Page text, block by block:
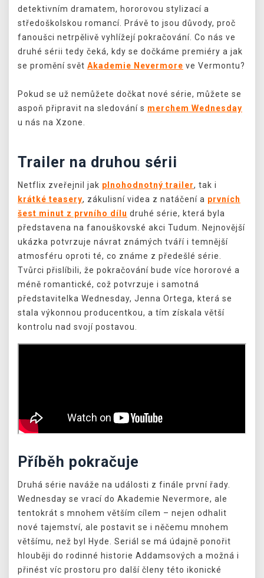
detektivním dramatem, hororovou stylizací a
středoškolskou romancí. Právě to jsou důvody, proč
fanoušci netrpělivě vyhlížejí pokračování. Co nás ve
druhé sérii tedy čeká, kdy se dočkáme premiéry a jak
se promění svět Akademie Nevermore ve Vermontu?
Pokud se už nemůžete dočkat nové série, můžete se
aspoň připravit na sledování s merchem Wednesday
u nás na Xzone.
Trailer na druhou sérii
Netflix zveřejnil jak plnohodnotný trailer, tak i
krátké teasery, zákulisní videa z natáčení a prvních
šest minut z prvního dílu druhé série, která byla
představena na fanouškovské akci Tudum. Nejnovější
ukázka potvrzuje návrat známých tváří i temnější
atmosféru oproti té, co známe z předešlé série.
Tvůrci přislíbili, že pokračování bude více hororové a
méně romantické, což potvrzuje i samotná
představitelka Wednesday, Jenna Ortega, která se
stala výkonnou producentkou, a tím získala větší
kontrolu nad svojí postavou.
Příběh pokračuje
Druhá série naváže na události z finále první řady.
Wednesday se vrací do Akademie Nevermore, ale
tentokrát s mnohem větším cílem – nejen odhalit
nové tajemství, ale postavit se i něčemu mnohem
většímu, než byl Hyde. Seriál se má údajně ponořit
hlouběji do rodinné historie Addamsových a možná i
přinést víc prostoru pro další členy této ikonické